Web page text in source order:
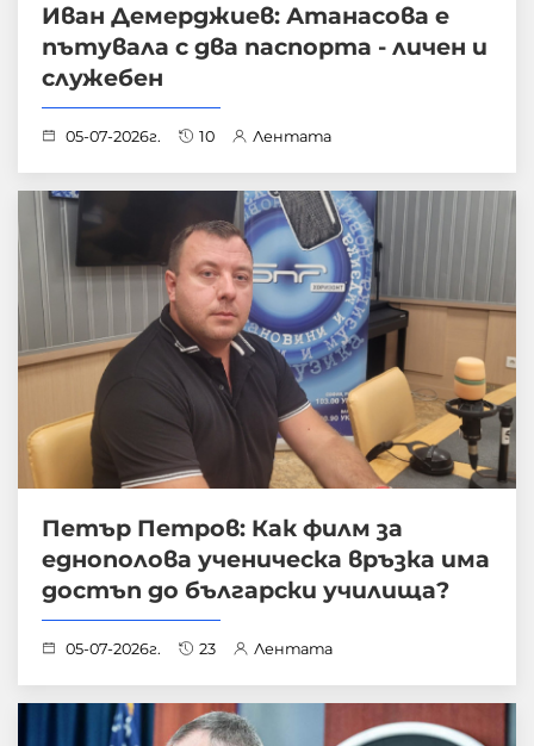
Иван Демерджиев: Атанасова е
пътувала с два паспорта - личен и
служебен
05-07-2026г. 10 Лентата
Петър Петров: Как филм за
еднополова ученическа връзка има
достъп до български училища?
05-07-2026г. 23 Лентата